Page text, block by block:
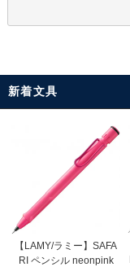
新着文具
【LAMY/ラミー】SAFA
RI ペンシル neonpink